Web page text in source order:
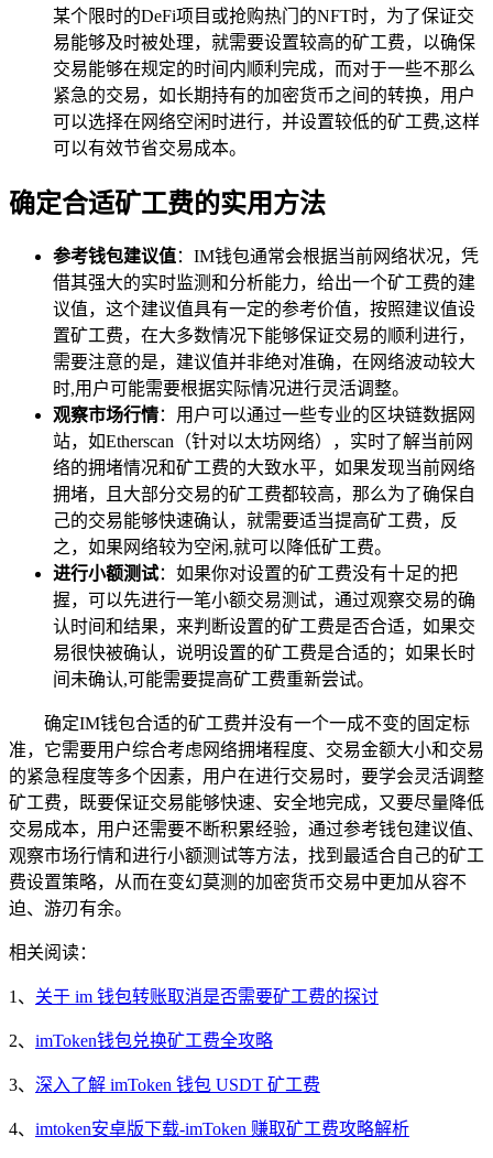
某个限时的DeFi项目或抢购热门的NFT时，为了保证交
易能够及时被处理，就需要设置较高的矿工费，以确保
交易能够在规定的时间内顺利完成，而对于一些不那么
紧急的交易，如长期持有的加密货币之间的转换，用户
可以选择在网络空闲时进行，并设置较低的矿工费,这样
可以有效节省交易成本。
确定合适矿工费的实用方法
参考钱包建议值：IM钱包通常会根据当前网络状况，凭
借其强大的实时监测和分析能力，给出一个矿工费的建
议值，这个建议值具有一定的参考价值，按照建议值设
置矿工费，在大多数情况下能够保证交易的顺利进行，
需要注意的是，建议值并非绝对准确，在网络波动较大
时,用户可能需要根据实际情况进行灵活调整。
观察市场行情：用户可以通过一些专业的区块链数据网
站，如Etherscan（针对以太坊网络），实时了解当前网
络的拥堵情况和矿工费的大致水平，如果发现当前网络
拥堵，且大部分交易的矿工费都较高，那么为了确保自
己的交易能够快速确认，就需要适当提高矿工费，反
之，如果网络较为空闲,就可以降低矿工费。
进行小额测试：如果你对设置的矿工费没有十足的把
握，可以先进行一笔小额交易测试，通过观察交易的确
认时间和结果，来判断设置的矿工费是否合适，如果交
易很快被确认，说明设置的矿工费是合适的；如果长时
间未确认,可能需要提高矿工费重新尝试。
确定IM钱包合适的矿工费并没有一个一成不变的固定标
准，它需要用户综合考虑网络拥堵程度、交易金额大小和交易
的紧急程度等多个因素，用户在进行交易时，要学会灵活调整
矿工费，既要保证交易能够快速、安全地完成，又要尽量降低
交易成本，用户还需要不断积累经验，通过参考钱包建议值、
观察市场行情和进行小额测试等方法，找到最适合自己的矿工
费设置策略，从而在变幻莫测的加密货币交易中更加从容不
迫、游刃有余。
相关阅读：
1、 关于 im 钱包转账取消是否需要矿工费的探讨
2、 imToken钱包兑换矿工费全攻略
3、 深入了解 imToken 钱包 USDT 矿工费
4、 imtoken安卓版下载-imToken 赚取矿工费攻略解析